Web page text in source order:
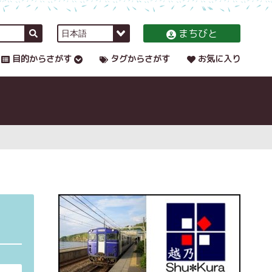
まちびと
目的からさがす タグからさがす お気に入り